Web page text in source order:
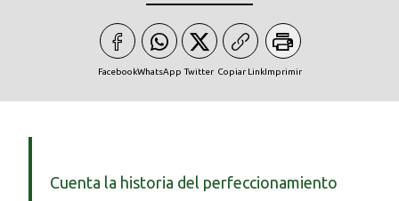
FacebookWhatsApp Twitter Copiar LinkImprimir
Cuenta la historia del perfeccionamiento